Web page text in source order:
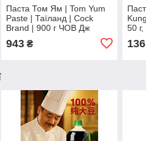
Паста Том Ям | Tom Yum
Paste | Таїланд | Cock
Brand | 900 г ЧОВ Дж
943₴
50
136